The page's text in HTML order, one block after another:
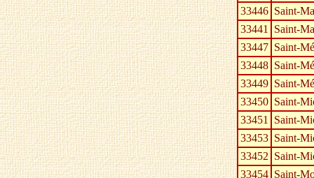
33446 Saint-
33441 Saint-
33447 Saint-
33448 Saint-
33449 Saint-
33450 Saint-
33451 Saint-
33453 Saint-
33452 Saint-
33454 Saint-